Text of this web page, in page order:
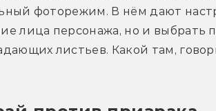
фоторежим. В нём дают
лица персонажа, но и выбрать
листьев. Какой там,